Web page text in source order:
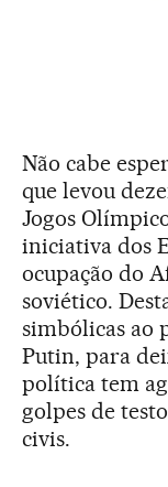
Não cabe
que levou
Jogos
iniciativa dos
ocupação do
soviético.
simbólicas ao
Putin, para
política tem
golpes de
civis.